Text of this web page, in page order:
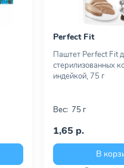
Perfect Fit
Паштет Perfect Fit
стерилизованных
индейкой, 75 г
Вес: 75 г
1,65 р.
В